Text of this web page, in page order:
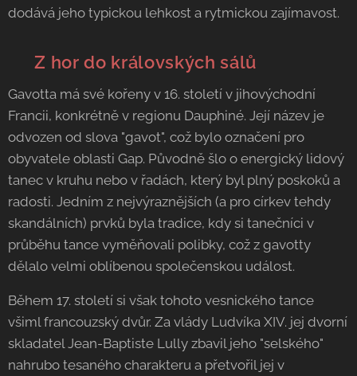
dodává jeho typickou lehkost a rytmickou zajímavost.
🏔️ Z hor do královských sálů
Gavotta má své kořeny v 16. století v jihovýchodní
Francii, konkrétně v regionu Dauphiné. Její název je
odvozen od slova "gavot", což bylo označení pro
obyvatele oblasti Gap. Původně šlo o energický lidový
tanec v kruhu nebo v řadách, který byl plný poskoků a
radosti. Jedním z nejvýraznějších (a pro církev tehdy
skandálních) prvků byla tradice, kdy si tanečníci v
průběhu tance vyměňovali polibky, což z gavotty
dělalo velmi oblíbenou společenskou událost.
Během 17. století si však tohoto vesnického tance
všiml francouzský dvůr. Za vlády Ludvíka XIV. jej dvorní
skladatel Jean-Baptiste Lully zbavil jeho "selského"
nahrubo tesaného charakteru a přetvořil jej v